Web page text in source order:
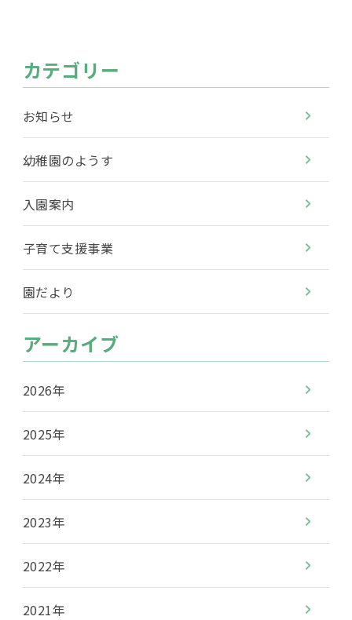
カテゴリー
お知らせ
幼稚園のようす
入園案内
子育て支援事業
園だより
アーカイブ
2026年
2025年
2024年
2023年
2022年
2021年